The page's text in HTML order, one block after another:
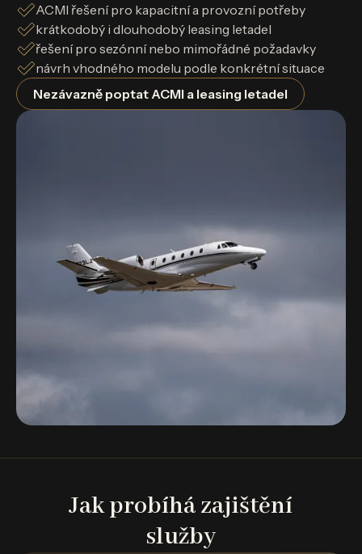
ACMI řešení pro kapacitní a provozní potřeby
krátkodobý i dlouhodobý leasing letadel
řešení pro sezónní nebo mimořádné požadavky
návrh vhodného modelu podle konkrétní situace
Nezávazně poptat ACMI a leasing letadel
Jak probíhá zajištění
služby